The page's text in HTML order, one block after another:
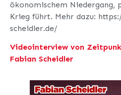
ökonomischem Niedergang,
Krieg führt. Mehr dazu:
scheidler.de/
Videointerview von
Fabian Scheidler